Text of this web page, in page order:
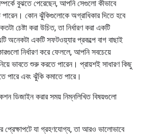
বুঝতে পেরেছেন, আপনি সেগুলো কীভাবে
কোন ঝুঁকিগুলোকে অগ্রাধিকার দিতে হবে
চেষ্টা করা উচিত, তা নির্ধারণ করা একটি
অনেকটা একটি সফটওয়্যার প্রকল্পে বাগ বাছাই
নির্ধারণ করে ফেললে, আপনি সবচেয়ে
ভাবতে শুরু করতে পারেন। প্রায়শই সাধারণ কিছু
পারে এবং ঝুঁকি কমাতে পারে।
ডিজাইন করার সময় নিম্নলিখিত বিষয়গুলো
প্রেক্ষাপটে যা গ্রহণযোগ্য, তা আরও ভালোভাবে